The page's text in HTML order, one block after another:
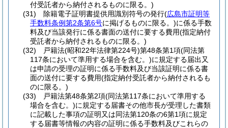
付受託者から納付されるものに限る。)
(31)
除籍電子証明書提供用識別符号の発行(広島市証明等
手数料条例第2条第6号に掲げるものに限る。)に係る手数
料及び当該発行に係る書面の送付に要する費用(指定納付
受託者から納付されるものに限る。)
(32)
戸籍法(昭和22年法律第224号)第48条第1項(同法第
117条において準用する場合を含む。)に規定する届出又
は申請の受理の証明に係る手数料及び当該証明に係る書
面の送付に要する費用(指定納付受託者から納付されるも
のに限る。)
(33)
戸籍法第48条第2項(同法第117条において準用する
場合を含む。)に規定する届書その他市長が受理した書類
に記載した事項の証明又は同法第120条の6第1項に規定
する届書等情報の内容の証明に係る手数料及びこれらの